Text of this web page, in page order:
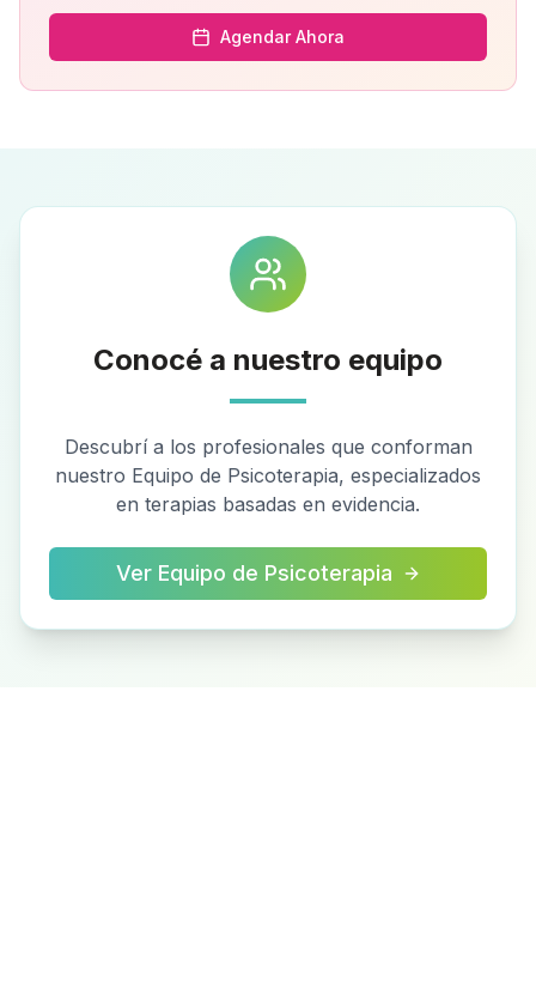
Agendar Ahora
Conocé a nuestro equipo
Descubrí a los profesionales que conforman
nuestro Equipo de Psicoterapia, especializados
en terapias basadas en evidencia.
Ver Equipo de Psicoterapia